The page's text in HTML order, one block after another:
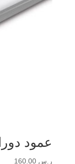
عمود
ر.س